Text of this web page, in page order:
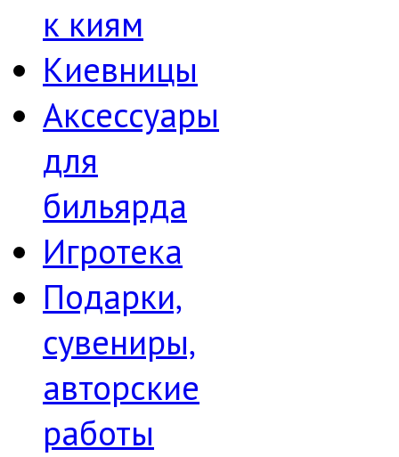
к киям
Киевницы
Аксессуары
для
бильярда
Игротека
Подарки,
сувениры,
авторские
работы